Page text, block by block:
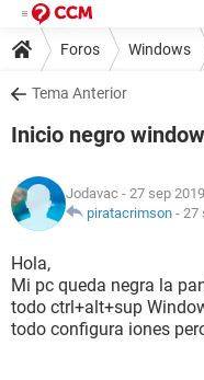
Foros Windows
Tema Anterior
Inicio negro
Jodavac - 27 sep
piratacrimson - 27
Hola,
Mi pc queda negra la
todo ctrl+alt+sup
todo configura iones